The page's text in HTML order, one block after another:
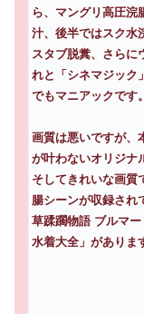
ら、マングリ高圧浣
汁、後半ではスク水
スタブ脱糞、さらに
れと「シネマジック
でもマニアックです。
画質は悪いですが、
が叶わないオリジナ
そしてきれいな画質
腸シーンが収録され
草蹂躙物語 ブルマ
水着大全」がありま